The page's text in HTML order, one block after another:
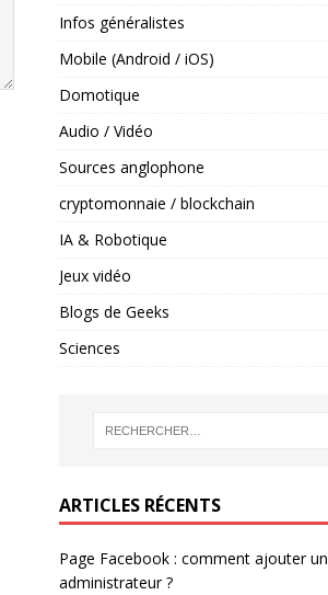
Infos généralistes
Mobile (Android / iOS)
Domotique
Audio / Vidéo
Sources anglophone
cryptomonnaie / blockchain
IA & Robotique
Jeux vidéo
Blogs de Geeks
Sciences
ARTICLES RÉCENTS
Page Facebook : comment ajouter un
administrateur ?